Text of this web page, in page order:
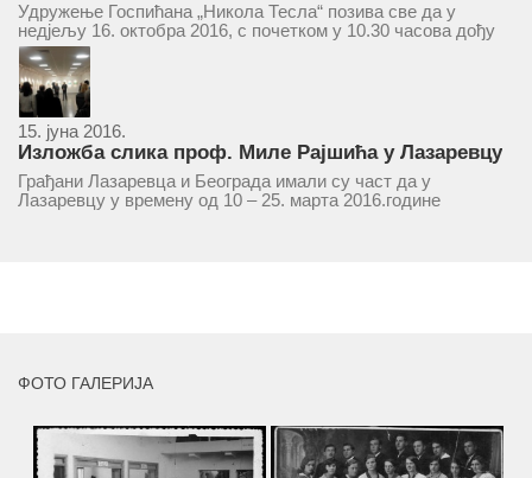
Удружење Госпићана „Никола Тесла“ позива све да у
недјељу 16. октобра 2016, с почетком у 10.30 часова дођу
у цркву Светог оца Николаја у Борчи (Улица Вука Караџића
1), гдје ће бити служен парастос за...
15. јуна 2016.
Изложба слика проф. Миле Рајшића у Лазаревцу
Грађани Лазаревца и Београда имали су част да у
Лазаревцу у времену од 10 – 25. марта 2016.године
ФОТО ГАЛЕРИЈА